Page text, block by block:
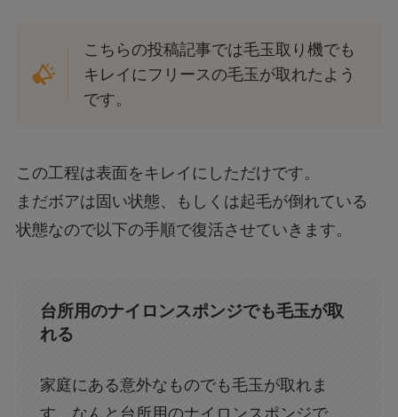
こちらの投稿記事では毛玉取り機でも
キレイにフリースの毛玉が取れたよう
です。
この工程は表面をキレイにしただけです。
まだボアは固い状態、もしくは起毛が倒れている
状態なので以下の手順で復活させていきます。
台所用のナイロンスポンジでも毛玉が取
れる
家庭にある意外なものでも毛玉が取れま